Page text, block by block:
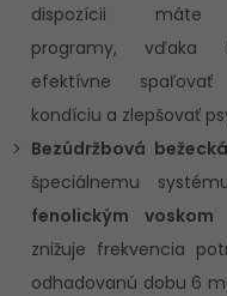
dispozícii máte
programy, vďaka
efektívne
kondíciu a zlepšovať
Bezúdržbová
špeciálnemu
fenolickým voskom
znižuje frekvencia
odhadovanú dobu 6